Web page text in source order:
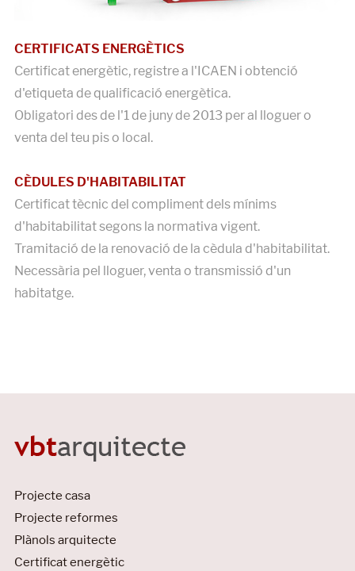
CERTIFICATS ENERGÈTICS
Certificat energètic, registre a l'ICAEN i obtenció
d'etiqueta de qualificació energètica.
Obligatori des de l'1 de juny de 2013 per al lloguer o
venta del teu pis o local.
CÈDULES D'HABITABILITAT
Certificat tècnic del compliment dels mínims
d'habitabilitat segons la normativa vigent.
Tramitació de la renovació de la cèdula d'habitabilitat.
Necessària pel lloguer, venta o transmissió d'un
habitatge.
Projecte casa
Projecte reformes
Plànols arquitecte
Certificat energètic